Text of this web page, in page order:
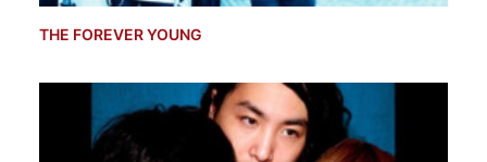
THE FOREVER YOUNG